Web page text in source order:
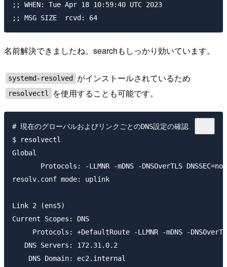
;; WHEN: Tue Apr 18 10:59:40 UTC 2023
名前解決できましたね。searchもしっかり効いています。
systemd-resolved がインストールされているため
resolvectl を使用することも可能です。
# 現在のグローバルおよびリンクごとのDNS設定の確認
$ resolvectl
Global
Protocols: -LLMNR -mDNS -DNSOverTLS
resolv.conf mode: uplink
Link 2 (ens5)
Current Scopes: DNS
Protocols: +DefaultRoute -LLMNR -mDNS -
   DNS Servers: 172.31.0.2
    DNS Domain: ec2.internal